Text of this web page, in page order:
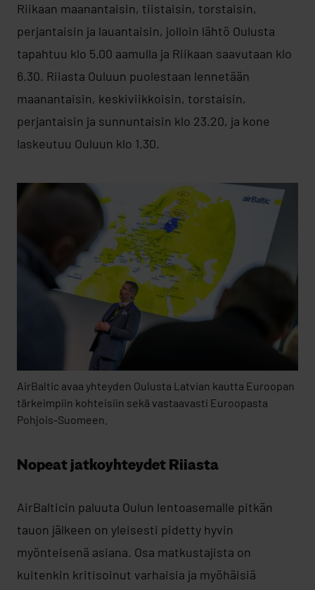
Riikaan maanantaisin, tiistaisin, torstaisin,
perjantaisin ja lauantaisin, jolloin lähtö Oulusta
tapahtuu klo 5.00 aamulla ja Riikaan saavutaan klo
6.30. Riiasta Ouluun puolestaan lennetään
maanantaisin, keskiviikkoisin, torstaisin,
perjantaisin ja sunnuntaisin klo 23.20, ja kone
laskeutuu Ouluun klo 1.30.
AirBaltic avaa yhteyden Oulusta Latvian kautta Euroopan
tärkeimpiin kohteisiin sekä vastaavasti Euroopasta
Pohjois-Suomeen.
Nopeat jatkoyhteydet Riiasta
AirBalticin paluuta Oulun lentoasemalle pitkän
tauon jälkeen on yleisesti pidetty hyvin
myönteisenä asiana. Osa matkustajista on
kuitenkin kritisoinut varhaisia ja myöhäisiä